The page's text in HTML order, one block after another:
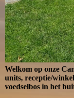
Welkom op onze
units, receptie/
voedselbos in het